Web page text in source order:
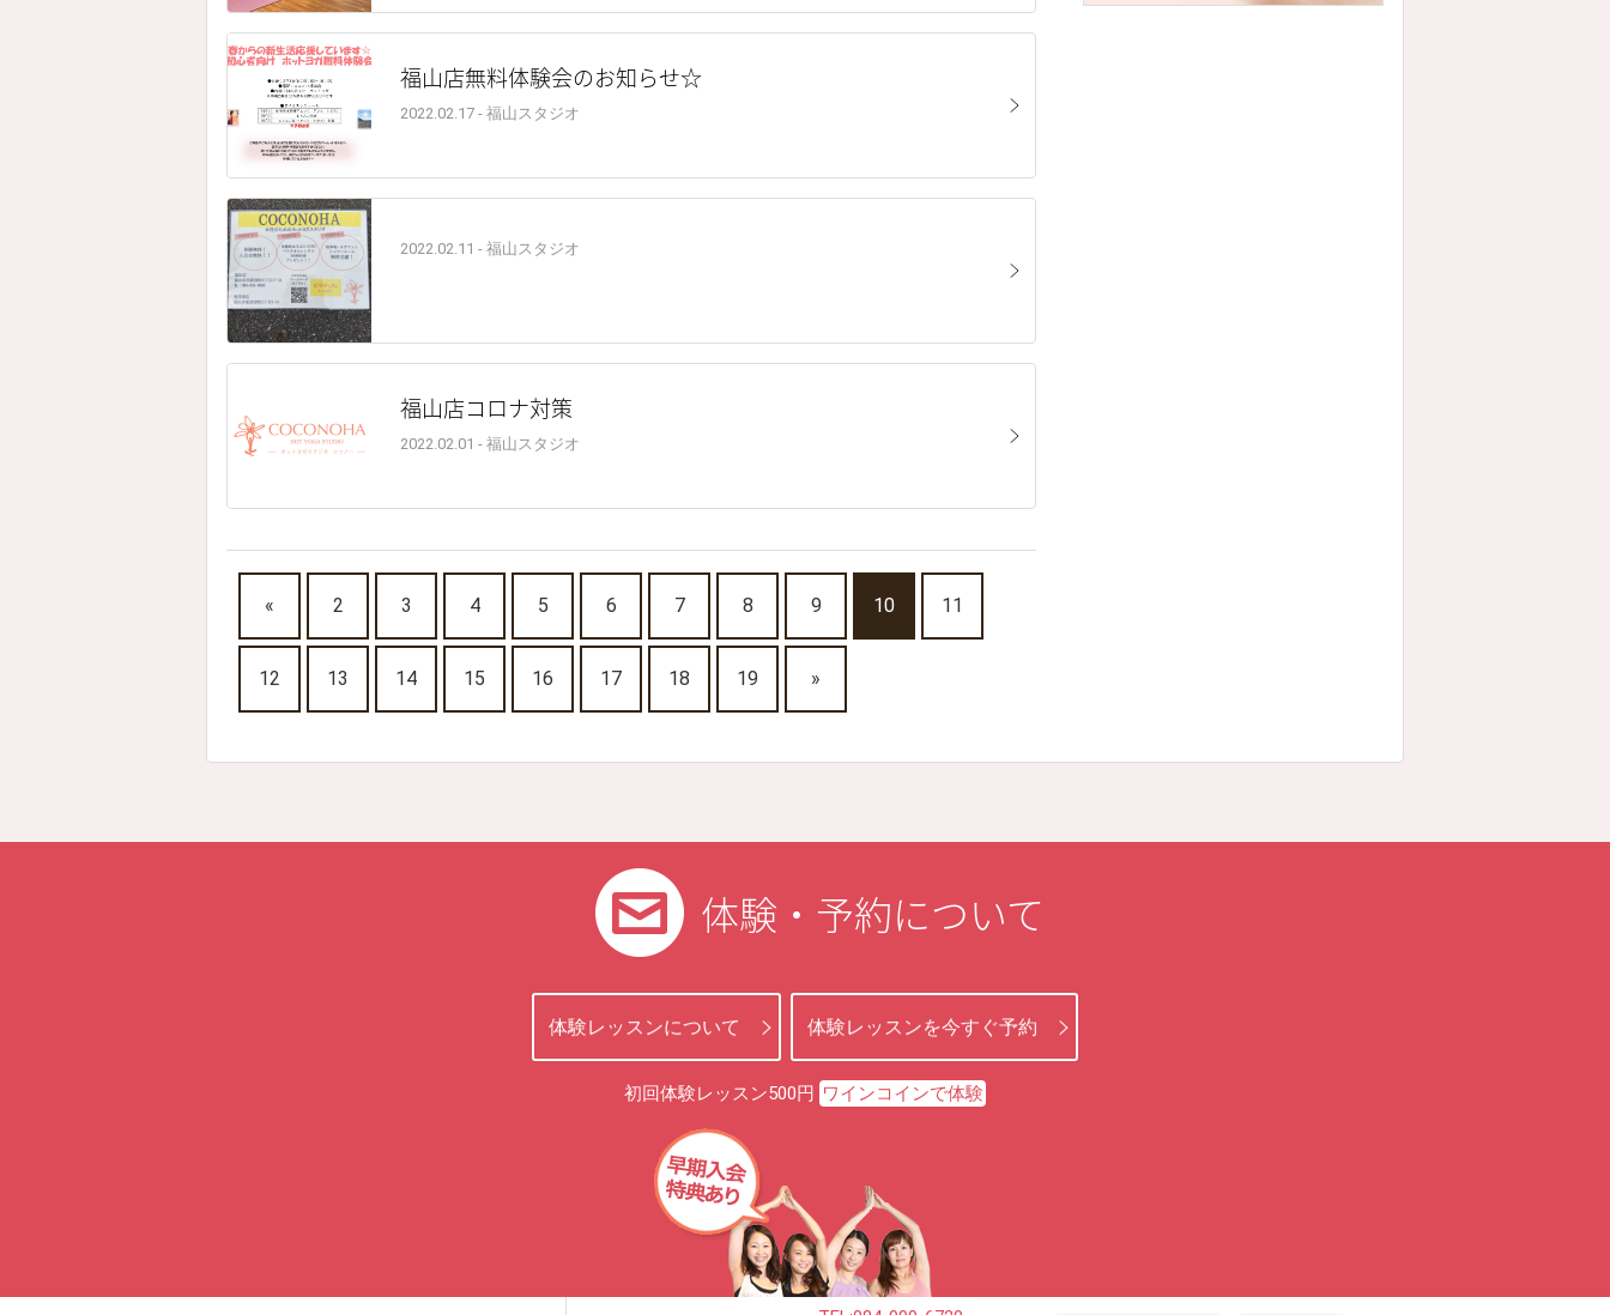
福山店無料体験会のお知らせ☆
2022.02.17 - 福山スタジオ
2022.02.11 - 福山スタジオ
福山店コロナ対策
2022.02.01 - 福山スタジオ
« 2 3 4 5 6 7 8 9 10 11
12 13 14 15 16 17 18 19 »
体験・予約について
体験レッスンについて 体験レッスンを今すぐ予約
初回体験レッスン500円 ワインコインで体験